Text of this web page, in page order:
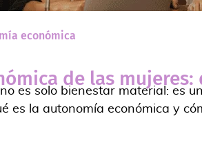
económica
de las
no es solo bienestar material: es
es la autonomía económica y